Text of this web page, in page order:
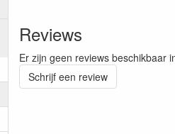
Reviews
Er zijn geen reviews beschikbaar
Schrijf een review